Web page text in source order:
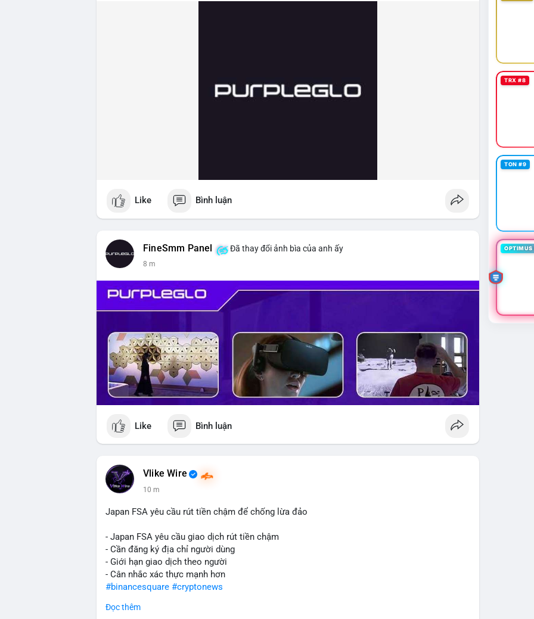
Like Bình luận
FineSmm Panel Đã thay đổi ảnh bìa của anh ấy
8 m
Like Bình luận
Vlike Wire
10 m
Japan FSA yêu cầu rút tiền chậm để chống lừa đảo
- Japan FSA yêu cầu giao dịch rút tiền chậm
- Cần đăng ký địa chỉ người dùng
- Giới hạn giao dịch theo người
- Cân nhắc xác thực mạnh hơn
#binancesquare #cryptonews
$btc $eth
Đọc thêm
TRX #8
TON #9
OPTIMUS